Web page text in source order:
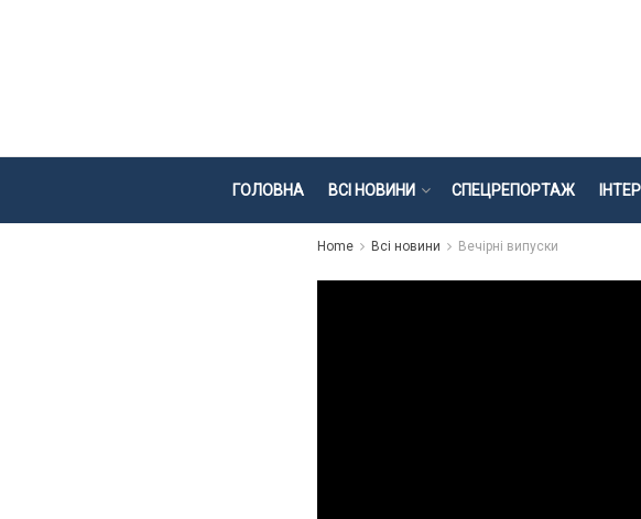
ГОЛОВНА ВСІ НОВИНИ СПЕЦРЕПОРТАЖ
Home Всі новини Вечірні випуски